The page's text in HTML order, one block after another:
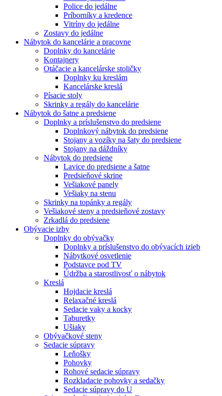
Police do jedálne
Príborníky a kredence
Vitríny do jedálne
Zostavy do jedálne
Nábytok do kancelárie a pracovne
Doplnky do kancelárie
Kontajnery
Otáčacie a kancelárske stoličky
Doplnky ku kreslám
Kancelárske kreslá
Písacie stoly
Skrinky a regály do kancelárie
Nábytok do šatne a predsiene
Doplnky a príslušenstvo do predsiene
Doplnkový nábytok do predsiene
Stojany a vozíky na šaty do predsiene
Stojany na dáždníky
Nábytok do predsiene
Lavice do predsiene a šatne
Predsieňové skrine
Vešiakové panely
Vešiaky na stenu
Skrinky na topánky a regály
Vešiakové steny a predsieňové zostavy
Zrkadlá do predsiene
Obývacie izby
Doplnky do obývačky
Doplnky a príslušenstvo do obývacích izieb
Nábytkové osvetlenie
Podstavce pod TV
Údržba a starostlivosť o nábytok
Kreslá
Hojdacie kreslá
Relaxačné kreslá
Sedacie vaky a kocky
Taburetky
Ušiaky
Obývačkové steny
Sedacie súpravy
Leňošky
Pohovky
Rohové sedacie súpravy
Rozkladacie pohovky a sedačky
Sedacie súpravy do U